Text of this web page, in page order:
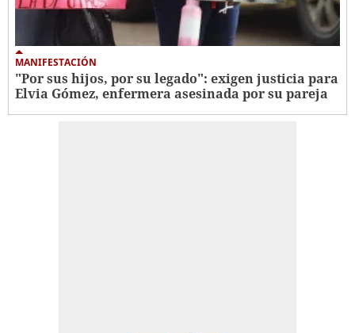
MANIFESTACIÓN
"Por sus hijos, por su legado": exigen justicia para
Elvia Gómez, enfermera asesinada por su pareja